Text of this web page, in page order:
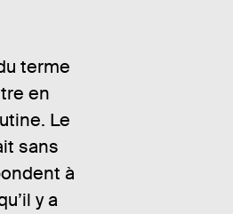
terme
en
Le
sans
à
y a